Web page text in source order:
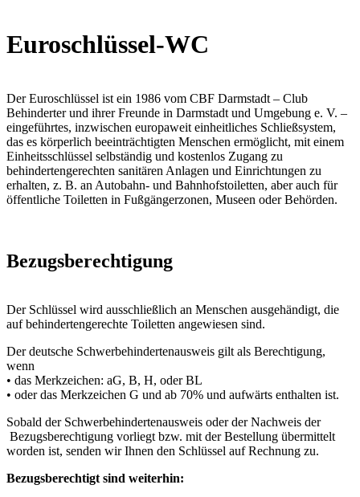
Euroschlüssel-WC
Der Euroschlüssel ist ein 1986 vom CBF Darmstadt – Club
Behinderter und ihrer Freunde in Darmstadt und Umgebung e. V. –
eingeführtes, inzwischen europaweit einheitliches Schließsystem,
das es körperlich beeinträchtigten Menschen ermöglicht, mit einem
Einheitsschlüssel selbständig und kostenlos Zugang zu
behindertengerechten sanitären Anlagen und Einrichtungen zu
erhalten, z. B. an Autobahn- und Bahnhofstoiletten, aber auch für
öffentliche Toiletten in Fußgängerzonen, Museen oder Behörden.
Bezugsberechtigung
Der Schlüssel wird ausschließlich an Menschen ausgehändigt, die
auf behindertengerechte Toiletten angewiesen sind.
Der deutsche Schwerbehindertenausweis gilt als Berechtigung,
wenn
• das Merkzeichen: aG, B, H, oder BL
• oder das Merkzeichen G und ab 70% und aufwärts enthalten ist.
Sobald der Schwerbehindertenausweis oder der Nachweis der
Bezugsberechtigung vorliegt bzw. mit der Bestellung übermittelt
worden ist, senden wir Ihnen den Schlüssel auf Rechnung zu.
Bezugsberechtigt sind weiterhin: